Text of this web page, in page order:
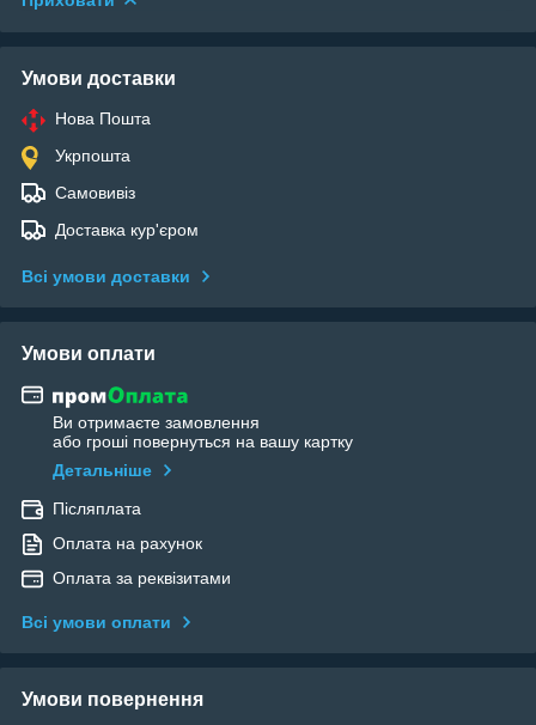
Умови доставки
Нова Пошта
Укрпошта
Самовивіз
Доставка кур'єром
Всі умови доставки
Умови оплати
Ви отримаєте замовлення
або гроші повернуться на вашу картку
Детальніше
Післяплата
Оплата на рахунок
Оплата за реквізитами
Всі умови оплати
Умови повернення